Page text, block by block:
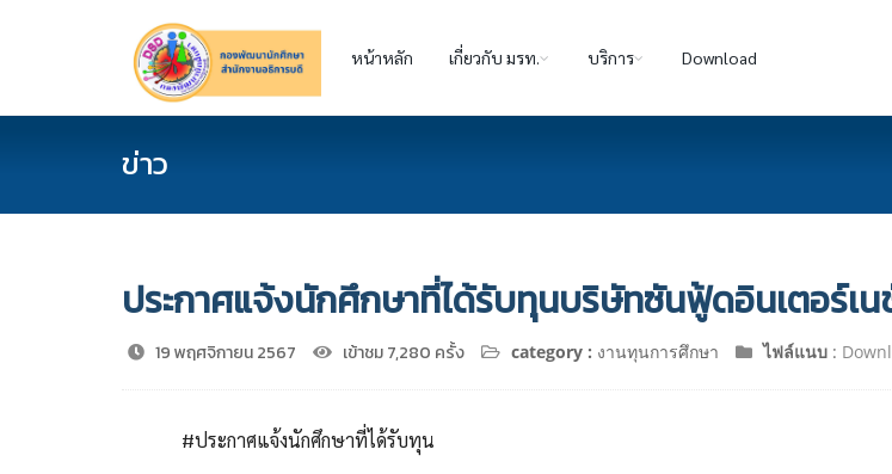
หน้าหลัก เกี่ยวกับ มรท. บริการ Download
ข่าว
ประกาศแจ้งนักศึกษาที่ได้รับทุนบริษัทซันฟู้ดอินเตอร์เ
19 พฤศจิกายน 2567 เข้าชม 7,280 ครั้ง category : งานทุนการศึกษา ไฟล์แนบ :
#ประกาศแจ้งนักศึกษาที่ได้รับทุน